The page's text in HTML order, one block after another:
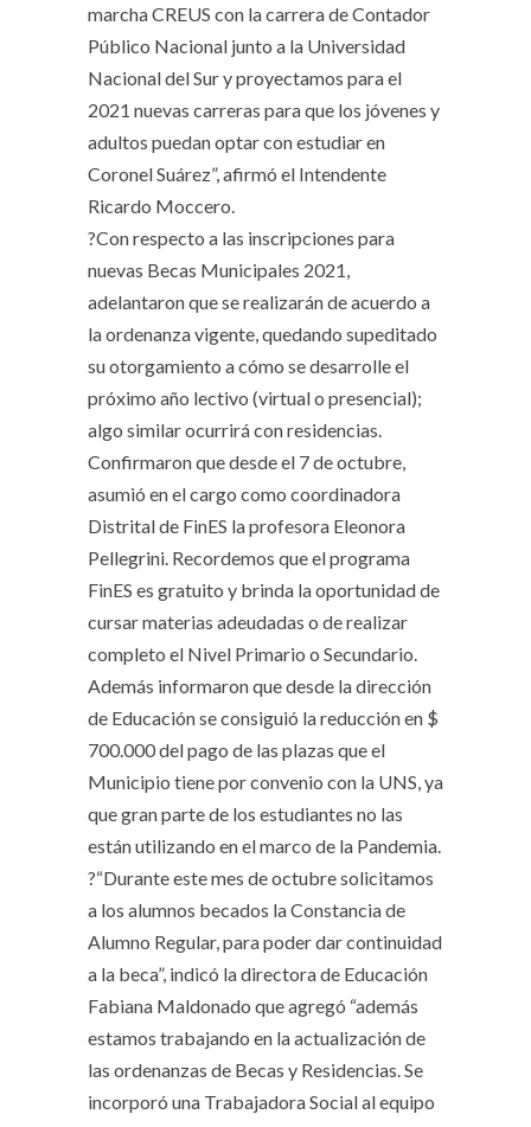
marcha CREUS con la carrera de Contador
Público Nacional junto a la Universidad
Nacional del Sur y proyectamos para el
2021 nuevas carreras para que los jóvenes y
adultos puedan optar con estudiar en
Coronel Suárez”, afirmó el Intendente
Ricardo Moccero.
?Con respecto a las inscripciones para
nuevas Becas Municipales 2021,
adelantaron que se realizarán de acuerdo a
la ordenanza vigente, quedando supeditado
su otorgamiento a cómo se desarrolle el
próximo año lectivo (virtual o presencial);
algo similar ocurrirá con residencias.
Confirmaron que desde el 7 de octubre,
asumió en el cargo como coordinadora
Distrital de FinES la profesora Eleonora
Pellegrini. Recordemos que el programa
FinES es gratuito y brinda la oportunidad de
cursar materias adeudadas o de realizar
completo el Nivel Primario o Secundario.
Además informaron que desde la dirección
de Educación se consiguió la reducción en $
700.000 del pago de las plazas que el
Municipio tiene por convenio con la UNS, ya
que gran parte de los estudiantes no las
están utilizando en el marco de la Pandemia.
?“Durante este mes de octubre solicitamos
a los alumnos becados la Constancia de
Alumno Regular, para poder dar continuidad
a la beca”, indicó la directora de Educación
Fabiana Maldonado que agregó “además
estamos trabajando en la actualización de
las ordenanzas de Becas y Residencias. Se
incorporó una Trabajadora Social al equipo